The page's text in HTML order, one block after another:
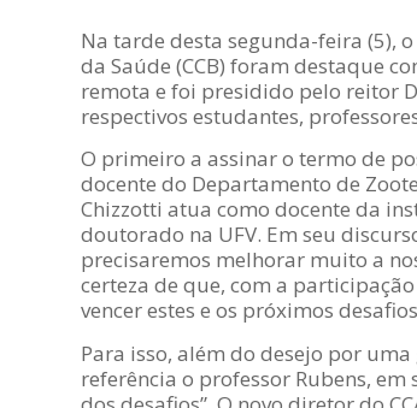
Na tarde desta segunda-feira (5), o
da Saúde (CCB) foram destaque
remota e foi presidido pelo reitor
respectivos estudantes,
O primeiro a assinar o termo de
docente do Departamento de
Chizzotti atua como docente da
doutorado na UFV. Em seu
precisaremos melhorar muito a
certeza de que, com a
vencer estes e os próximos
Para isso, além do desejo por
referência o professor Rubens,